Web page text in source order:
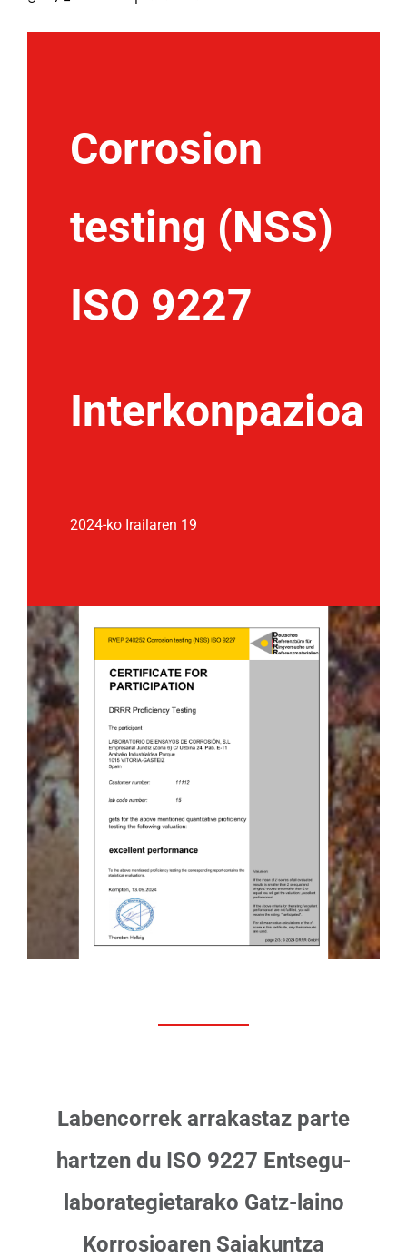
Corrosion
testing (NSS)
ISO 9227
Interkonpazioa
2024-ko Irailaren 19
Labencorrek arrakastaz parte
hartzen du ISO 9227 Entsegu-
laborategietarako Gatz-laino
Korrosioaren Saiakuntza